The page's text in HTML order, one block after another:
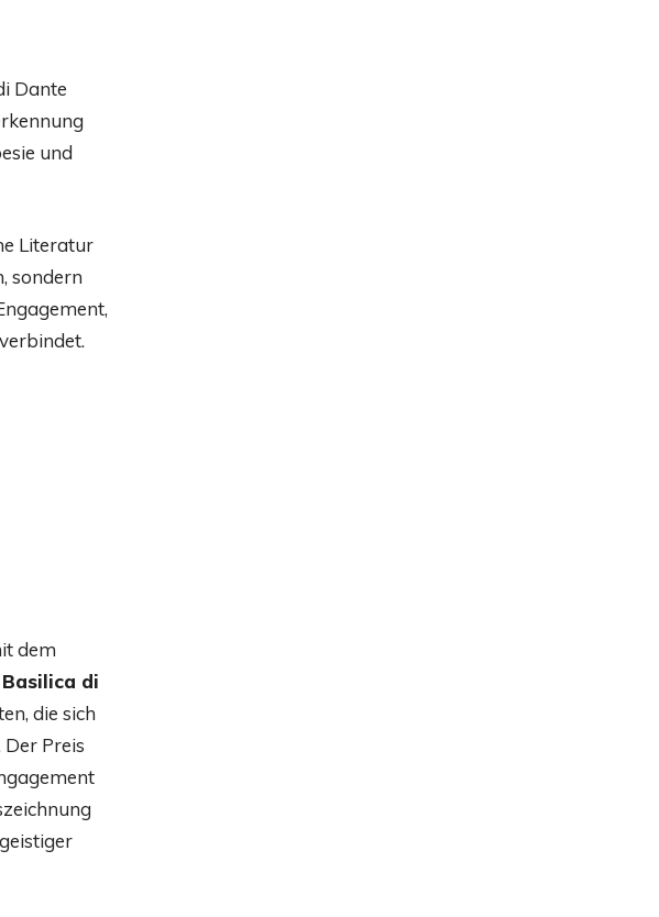
Dante
und
Literatur
sondern
dem
Basilica di
die sich
Der Preis